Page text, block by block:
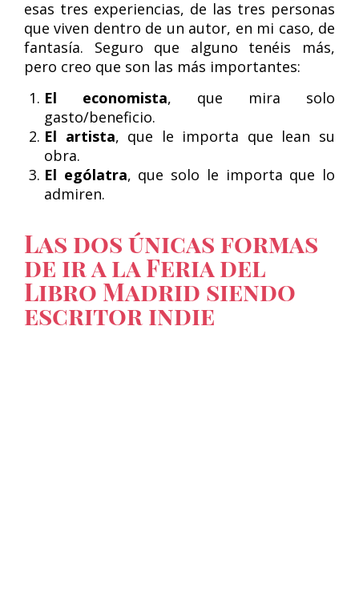
esas tres experiencias, de las tres personas
que viven dentro de un autor, en mi caso, de
fantasía. Seguro que alguno tenéis más,
pero creo que son las más importantes:
El economista, que mira solo
gasto/beneficio.
El artista, que le importa que lean su
obra.
El ególatra, que solo le importa que lo
admiren.
Las dos únicas formas
de ir a la Feria del
Libro Madrid siendo
escritor indie